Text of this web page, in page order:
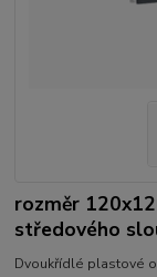
rozměr
středového
Dvoukřídlé plastové